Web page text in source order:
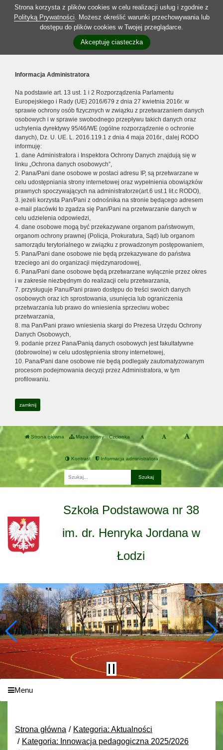
Strona korzysta z plików cookies w celu realizacji usług i zgodnie z
Polityką Prywatności. Możesz określić warunki przechowywania lub
dostępu do plików cookies w Twojej przeglądarce.
Akceptuję ciasteczka
Informacja Administratora
Na podstawie art. 13 ust. 1 i 2 Rozporządzenia Parlamentu
Europejskiego i Rady (UE) 2016/679 z dnia 27 kwietnia 2016r. w
sprawie ochrony osób fizycznych w związku z przetwarzaniem danych
osobowych i w sprawie swobodnego przepływu takich danych oraz
uchylenia dyrektywy 95/46/WE (ogólne rozporządzenie o ochronie
danych), Dz. U. UE. L. 2016.119.1 z dnia 4 maja 2016r., dalej RODO
informuję:
1. dane Administratora i Inspektora Ochrony Danych znajdują się w
linku „Ochrona danych osobowych”,
2. Pana/Pani dane osobowe w postaci adresu IP, są przetwarzane w
celu udostępniania strony internetowej oraz wypełnienia obowiązków
prawnych spoczywających na administratorze(art.6 ust.1 lit.c RODO),
3. jeżeli korzysta Pan/Pani z odnośnika na stronie będącego adresem
e-mail placówki to zgadza się Pan/Pani na przetwarzanie danych w
celu udzielenia odpowiedzi,
4. dane osobowe mogą być przekazywane organom państwowym,
organom ochrony prawnej (Policja, Prokuratura, Sąd) lub organom
samorządu terytorialnego w związku z prowadzonym postępowaniem,
5. Pana/Pani dane osobowe nie będą przekazywane do państwa
trzeciego ani do organizacji międzynarodowej,
6. Pana/Pani dane osobowe będą przetwarzane wyłącznie przez okres
i w zakresie niezbędnym do realizacji celu przetwarzania,
7. przysługuje Panu/Pani prawo dostępu do treści swoich danych
osobowych oraz ich sprostowania, usunięcia lub ograniczenia
przetwarzania lub prawo do wniesienia sprzeciwu wobec
przetwarzania,
8. ma Pan/Pani prawo wniesienia skargi do Prezesa Urzędu Ochrony
Danych Osobowych,
9. podanie przez Pana/Panią danych osobowych jest fakultatywne
(dobrowolne) w celu udostępnienia strony internetowej,
10. Pana/Pani dane osobowe nie będą podlegały zautomatyzowanym
procesom podejmowania decyzji przez Administratora, w tym
profilowaniu.
zamknij
Strona główna Mapa strony Czcionka
Kontrast Informacja administratora
Szkoła Podstawowa nr 38
im. dr. Henryka Jordana w
Łodzi
Menu
Strona główna
Kategoria: Aktualności
Kategoria: Innowacja pedagogiczna 2025/2026